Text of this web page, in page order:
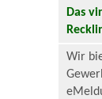
Das
Wir